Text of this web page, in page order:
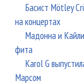
Басист Mötley
на концертах
Мадонна и
фита
Karol G
Марсом